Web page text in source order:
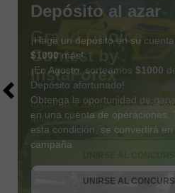
Depósito al azar
¡Haga un depósito en su
$1000 más!
¡En Agosto, sorteamos $1000
Depósito afortunado!
Obtenga la oportunidad de
en una cuenta de operaciones.
esta condición, se convertirá
campaña.
UNIRSE AL
OBTENER BONO